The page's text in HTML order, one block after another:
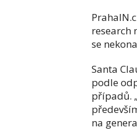
research
se
Santa
podle
případů.
na